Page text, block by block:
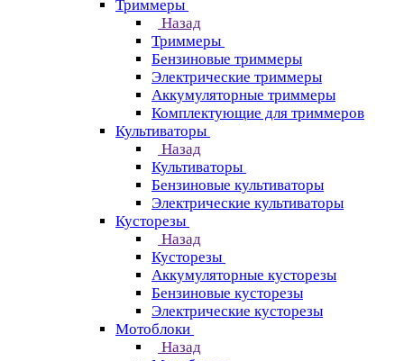
Триммеры
Назад
Триммеры
Бензиновые триммеры
Электрические триммеры
Аккумуляторные триммеры
Комплектующие для триммеров
Культиваторы
Назад
Культиваторы
Бензиновые культиваторы
Электрические культиваторы
Кусторезы
Назад
Кусторезы
Аккумуляторные кусторезы
Бензиновые кусторезы
Электрические кусторезы
Мотоблоки
Назад